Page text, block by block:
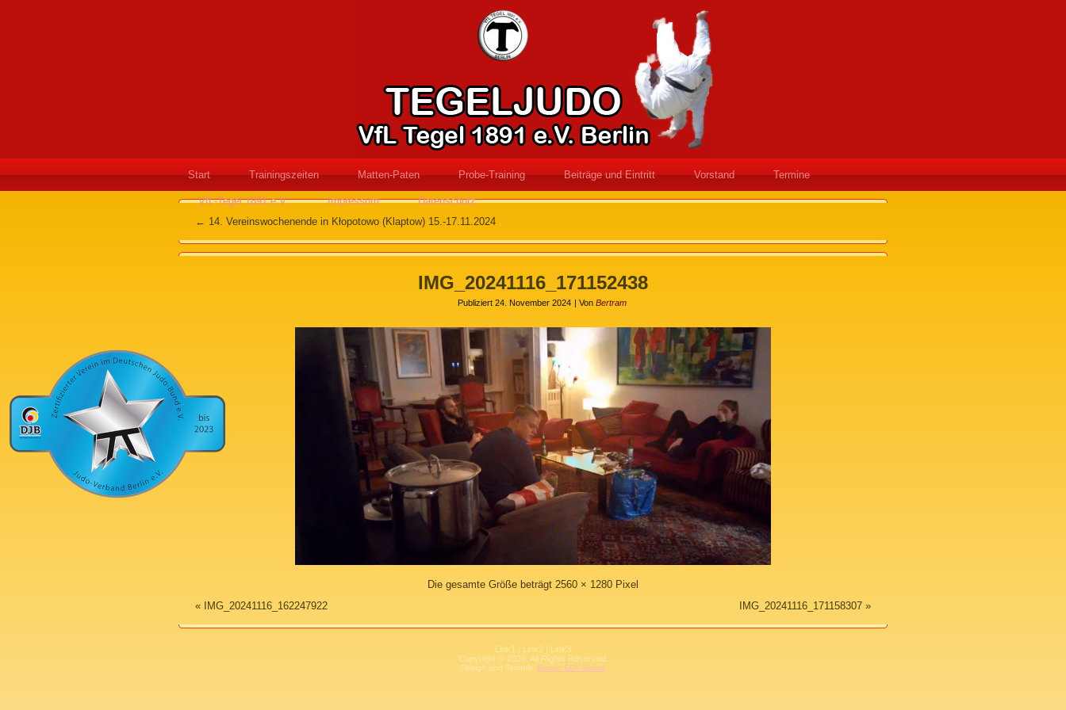
Start Trainingszeiten Matten-Paten Probe-Training Beiträge und Eintritt Vorstand Termine
VfL-Tegel 1891 e.V. Impressum
Datenschutz
← 14. Vereinswochenende in Kłopotowo (Klaptow) 15.-17.11.2024
IMG_20241116_171152438
Publiziert 24. November 2024 |Von Bertram
Die gesamte Größe beträgt 2560 × 1280Pixel
«
IMG_20241116_162247922 IMG_20241116_171158307»
Link1 | Link2 | Link3
Copyright © 2026. All Rights Reserved.
Design und Technik: Binner EDV-Serive